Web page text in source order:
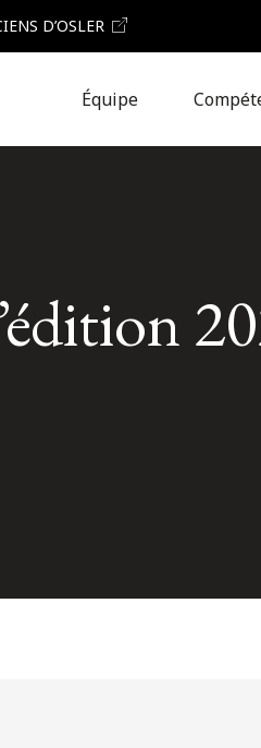
D’OSLER
Équipe